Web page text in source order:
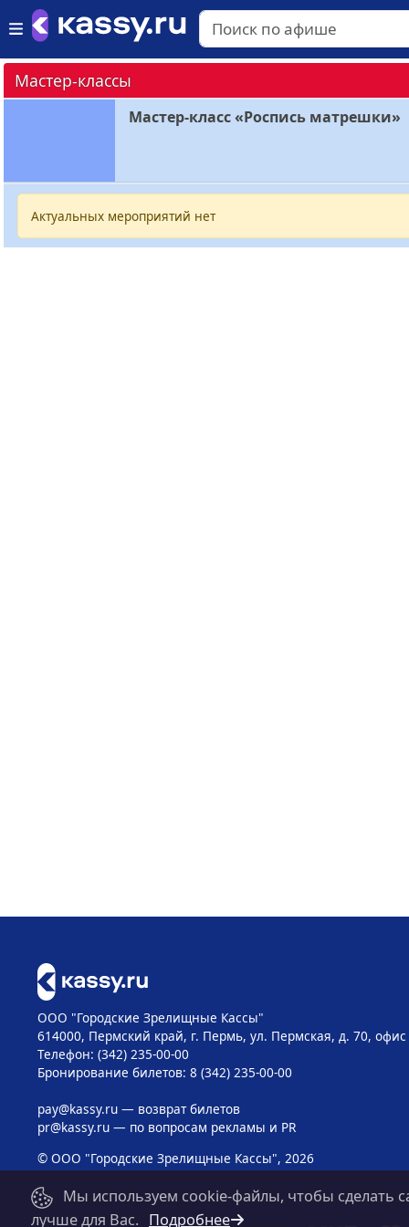
Мастер-классы
Мастер-класс «Роспись матрешки»
Актуальных мероприятий нет
ООО "Городские Зрелищные Кассы"
614000, Пермский край, г. Пермь, ул. Пермская, д. 70, офис
Телефон: (342) 235-00-00
Бронирование билетов: 8 (342) 235-00-00
pay@kassy.ru— возврат билетов
pr@kassy.ru— по вопросам рекламы и PR
© ООО "Городские Зрелищные Кассы", 2026
Мы используем cookie-файлы, чтобы сделать
лучше для Вас. Подробнее